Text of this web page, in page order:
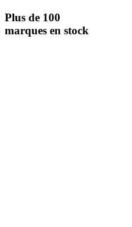
Plus de 100
marques en stock